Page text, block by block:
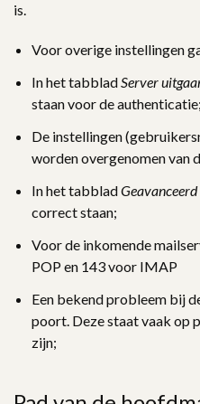
is.
Voor overige instellingen
In het tabbladServer
staan voor de authenticatie;
De instellingen
worden overgenomen van
In het tabbladGeavanceerd
correct staan;
Voor de inkomende
POP en 143 voor IMAP
Een bekend probleem bij
poort. Deze staat vaak op
zijn;